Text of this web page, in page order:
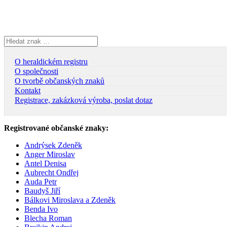
Vyhledávání
O heraldickém registru
O společnosti
O tvorbě občanských znaků
Kontakt
Registrace, zakázková výroba, poslat dotaz
Registrované občanské znaky:
Andrýsek Zdeněk
Anger Miroslav
Antel Denisa
Aubrecht Ondřej
Auda Petr
Baudyš Jiří
Bálkovi Miroslava a Zdeněk
Benda Ivo
Blecha Roman